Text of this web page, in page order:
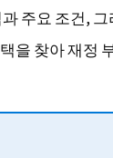
주요 조건,
을 찾아 재정